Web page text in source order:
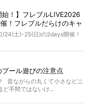
始！】フレブルLIVE2026
！フレブルだらけのキャ
ンも新登場!?
24(土)-25(日)の2days開催！
ール遊びの注意点
昔ながらの丸くて小さなビニ
ど手間ではないけ...